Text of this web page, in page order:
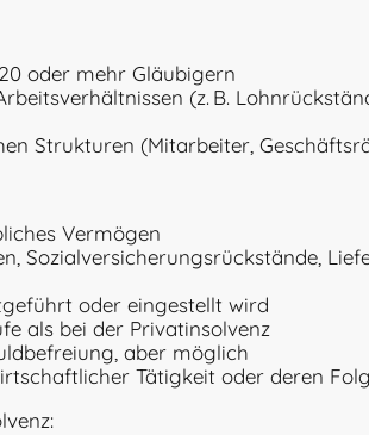
oder mehr Gläubigern
(z. B.
Strukturen (Mitarbeiter,
Vermögen
Sozialversicherungsrückstände,
oder eingestellt wird
als bei der Privatinsolvenz
aber möglich
Tätigkeit oder deren